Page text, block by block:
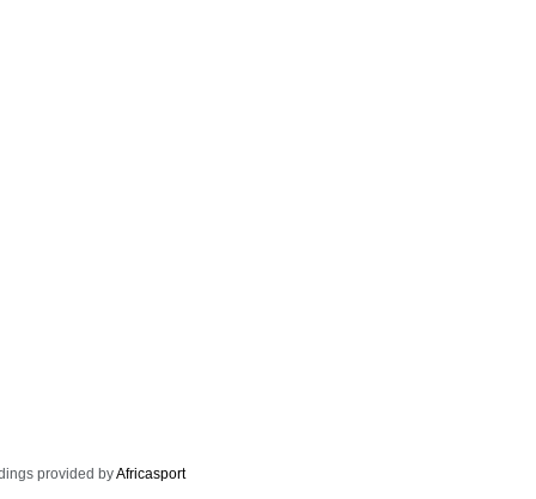
provided byAfricasport